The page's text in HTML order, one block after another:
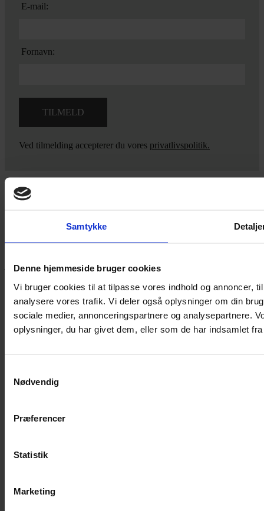
Samtykke
Denne hjemmeside bruger cookies
Vi bruger cookies til at tilpasse vores indhold og annoncer,
analysere vores trafik. Vi deler også oplysninger om din
sociale medier, annonceringspartnere og analysepartnere.
oplysninger, du har givet dem, eller som de har indsamlet
Nødvendig
Præferencer
Statistik
Marketing
E-mail:
Fornavn:
Ved tilmelding accepterer du vores privatlivspolitik.
Yarn Every Wear
Hvis du bøvler med noget eller ønsker ny inspiration, så skriv til
jeg dig på vej.
Vestergade 12 6270, Tønder
60 51 96 50
post@yarneverywear.dk
CVR 43041649
Facebook-f
Instagram
Handelsbetingelser
Om Yarn Every Wear